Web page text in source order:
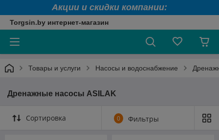
Акции и скидки компании:
Torgsin.by интернет-магазин
Товары и услуги Насосы и водоснабжение
Дренажные насосы ASILAK
Сортировка 0 Фильтры